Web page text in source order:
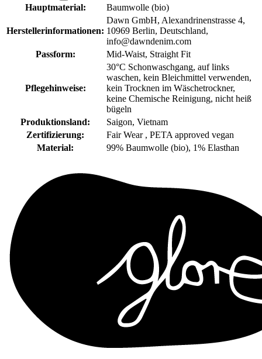
Hauptmaterial:
Baumwolle (bio)
Herstellerinformationen:
Dawn GmbH, Alexandrinenstrasse 4,
10969 Berlin, Deutschland,
info@dawndenim.com
Passform:
Mid-Waist, Straight Fit
Pflegehinweise:
30°C Schonwaschgang, auf links
waschen, kein Bleichmittel verwenden,
kein Trocknen im Wäschetrockner,
keine Chemische Reinigung, nicht heiß
bügeln
Produktionsland:
Saigon, Vietnam
Zertifizierung:
Fair Wear , PETA approved vegan
Material:
99% Baumwolle (bio), 1% Elasthan